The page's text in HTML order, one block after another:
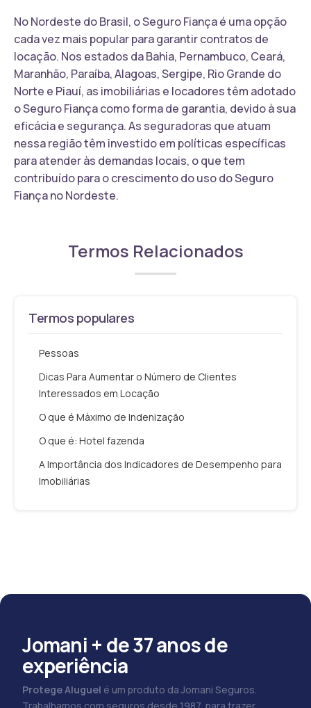
No Nordeste do Brasil, o Seguro Fiança é uma opção
cada vez mais popular para garantir contratos de
locação. Nos estados da Bahia, Pernambuco, Ceará,
Maranhão, Paraíba, Alagoas, Sergipe, Rio Grande do
Norte e Piauí, as imobiliárias e locadores têm adotado
o Seguro Fiança como forma de garantia, devido à sua
eficácia e segurança. As seguradoras que atuam
nessa região têm investido em políticas específicas
para atender às demandas locais, o que tem
contribuído para o crescimento do uso do Seguro
Fiança no Nordeste.
Termos Relacionados
Termos populares
Pessoas
Dicas Para Aumentar o Número de Clientes
Interessados em Locação
O que é Máximo de Indenização
O que é: Hotel fazenda
A Importância dos Indicadores de Desempenho para
Imobiliárias
Jomani + de 37 anos de
experiência
Protege Aluguel é um produto da Jomani Seguros.
Trabalhamos com seguros desde 1987, para trazer